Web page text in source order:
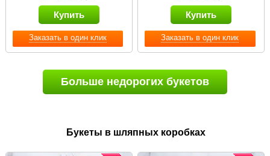
Заказать в один клик
Купить
Заказать в один клик
Купить
Больше недорогих букетов
Букеты в шляпных коробках